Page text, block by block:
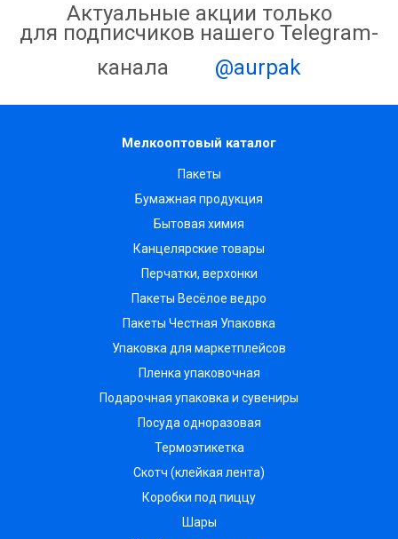
Актуальные акции только
для подписчиков нашего Telegram-
канала
@aurpak
Мелкооптовый каталог
Пакеты
Бумажная продукция
Бытовая химия
Канцелярские товары
Перчатки, верхонки
Пакеты Весёлое ведро
Пакеты Честная Упаковка
Упаковка для маркетплейсов
Пленка упаковочная
Подарочная упаковка и сувениры
Посуда одноразовая
Термоэтикетка
Скотч (клейкая лента)
Коробки под пиццу
Шары